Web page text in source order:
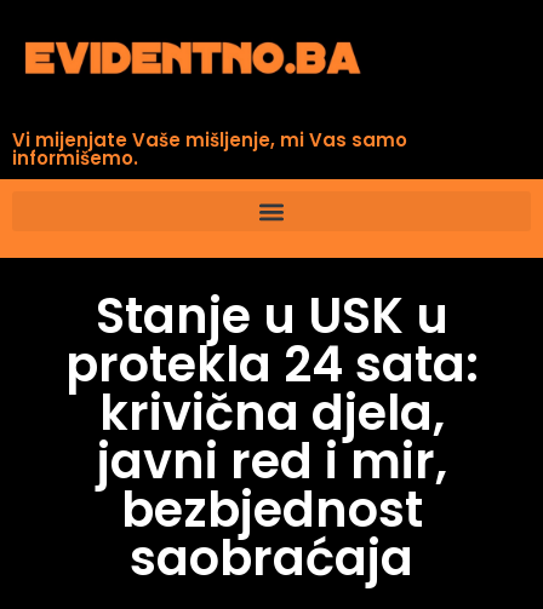
Vi mijenjate Vaše mišljenje, mi Vas samo
informišemo.
Stanje u USK u
protekla 24 sata:
krivična djela,
javni red i mir,
bezbjednost
saobraćaja